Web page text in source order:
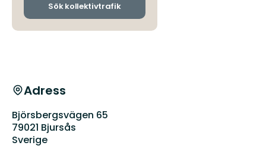
Sök kollektivtrafik
Adress
Björsbergsvägen 65
79021 Bjursås
Sverige